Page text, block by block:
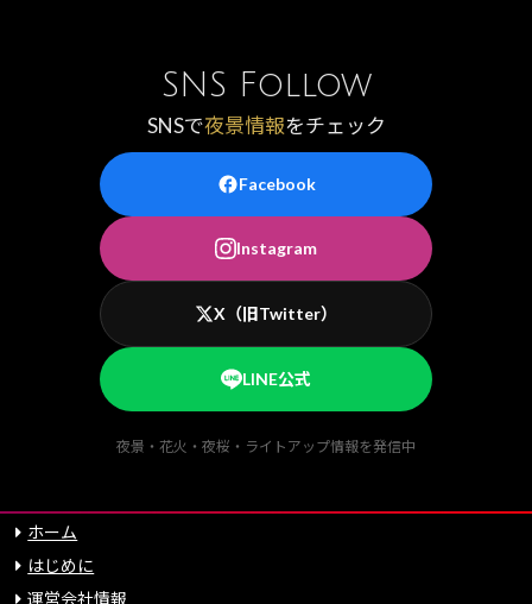
SNS Follow
SNSで夜景情報をチェック
Facebook
Instagram
X（旧Twitter）
LINE公式
夜景・花火・夜桜・ライトアップ情報を発信中
ホーム
はじめに
運営会社情報